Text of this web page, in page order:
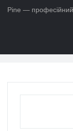
Pine — професійний